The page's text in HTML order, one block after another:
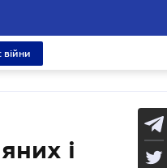
війни
і